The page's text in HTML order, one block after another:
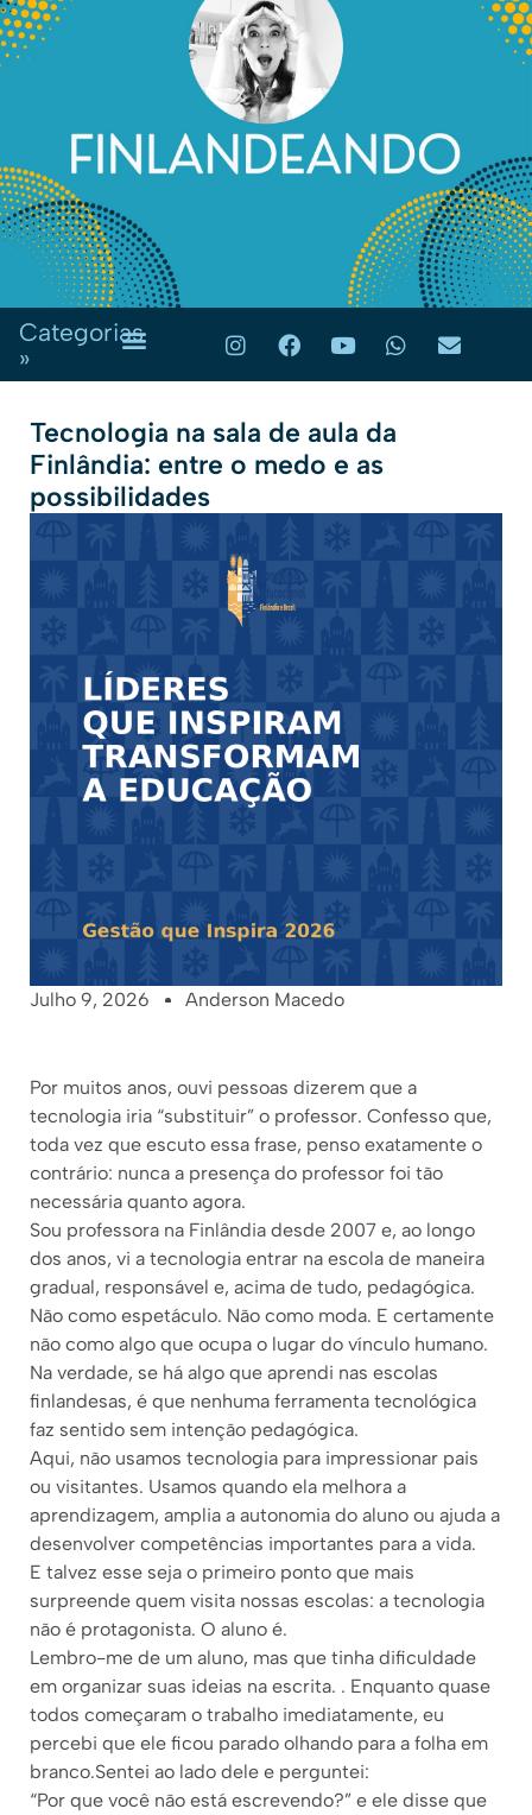
Categorias
»
Tecnologia na sala de aula da
Finlândia: entre o medo e as
possibilidades
Julho 9, 2026 Anderson Macedo
Por muitos anos, ouvi pessoas dizerem que a
tecnologia iria “substituir” o professor. Confesso que,
toda vez que escuto essa frase, penso exatamente o
contrário: nunca a presença do professor foi tão
necessária quanto agora.
Sou professora na Finlândia desde 2007 e, ao longo
dos anos, vi a tecnologia entrar na escola de maneira
gradual, responsável e, acima de tudo, pedagógica.
Não como espetáculo. Não como moda. E certamente
não como algo que ocupa o lugar do vínculo humano.
Na verdade, se há algo que aprendi nas escolas
finlandesas, é que nenhuma ferramenta tecnológica
faz sentido sem intenção pedagógica.
Aqui, não usamos tecnologia para impressionar pais
ou visitantes. Usamos quando ela melhora a
aprendizagem, amplia a autonomia do aluno ou ajuda a
desenvolver competências importantes para a vida.
E talvez esse seja o primeiro ponto que mais
surpreende quem visita nossas escolas: a tecnologia
não é protagonista. O aluno é.
Lembro-me de um aluno, mas que tinha dificuldade
em organizar suas ideias na escrita. . Enquanto quase
todos começaram o trabalho imediatamente, eu
percebi que ele ficou parado olhando para a folha em
branco.Sentei ao lado dele e perguntei:
“Por que você não está escrevendo?” e ele disse que